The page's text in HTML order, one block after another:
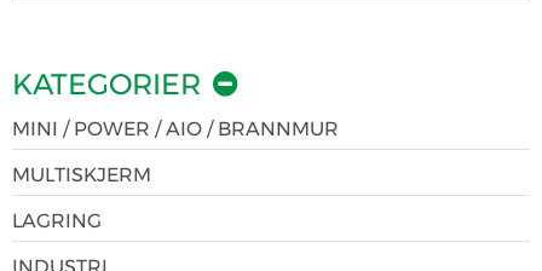
KATEGORIER
MINI / POWER / AIO / BRANNMUR
MULTISKJERM
LAGRING